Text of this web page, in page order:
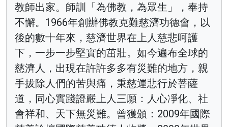
教師出家。師訓「為佛教，為眾生」，奉持
不懈。1966年創辦佛教克難慈濟功德會，以
後的數十年來，慈濟世界在上人慈悲呵護
下，一步一步堅實的茁壯。如今遍布全球的
慈濟人，出現在許許多多有災難的地方，親
手拔除人們的苦與痛，秉慈運悲行於菩薩
道，同心實踐證嚴上人三願：人心凈化、社
會祥和、天下無災難。曾獲頒：2009年國際